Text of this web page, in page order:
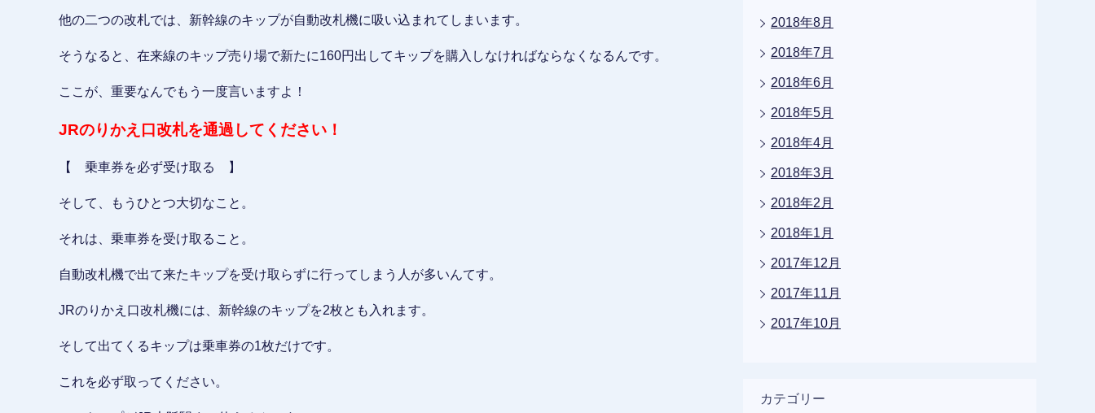
他の二つの改札では、新幹線のキップが自動改札機に吸い込まれてしまいます。
そうなると、在来線のキップ売り場で新たに160円出してキップを購入しなければならなくなるんです。
ここが、重要なんでもう一度言いますよ！
JRのりかえ口改札を通過してください！
【 乗車券を必ず受け取る 】
そして、もうひとつ大切なこと。
それは、乗車券を受け取ること。
自動改札機で出て来たキップを受け取らずに行ってしまう人が多いんてす。
JRのりかえ口改札機には、新幹線のキップを2枚とも入れます。
そして出てくるキップは乗車券の1枚だけです。
これを必ず取ってください。
2018年8月
2018年7月
2018年6月
2018年5月
2018年4月
2018年3月
2018年2月
2018年1月
2017年12月
2017年11月
2017年10月
カテゴリー